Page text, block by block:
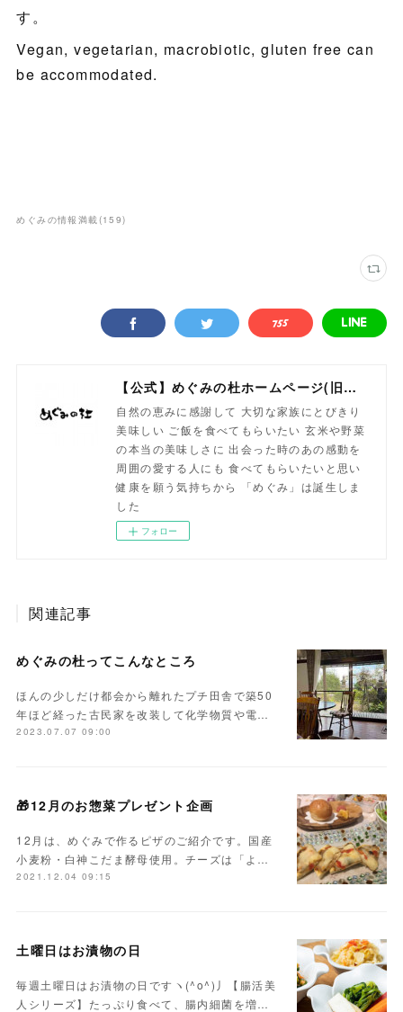
す。
Vegan, vegetarian, macrobiotic, gluten free can
be accommodated.
めぐみの情報満載(159)
【公式】めぐみの杜ホームページ(旧自然食工房）
自然の恵みに感謝して 大切な家族にとびきり
美味しい ご飯を食べてもらいたい 玄米や野菜
の本当の美味しさに 出会った時のあの感動を
周囲の愛する人にも 食べてもらいたいと思い
健康を願う気持ちから 「めぐみ」は誕生しま
した
フォロー
関連記事
めぐみの杜ってこんなところ
ほんの少しだけ都会から離れたプチ田舎で築50
年ほど経った古民家を改装して化学物質や電…
2023.07.07 09:00
🎁12月のお惣菜プレゼント企画
12月は、めぐみで作るピザのご紹介です。国産
小麦粉・白神こだま酵母使用。チーズは「よ…
2021.12.04 09:15
土曜日はお漬物の日
毎週土曜日はお漬物の日ですヽ(^o^)丿【腸活美
人シリーズ】たっぷり食べて、腸内細菌を増…